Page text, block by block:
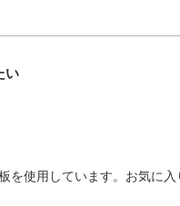
い
を使用しています。お気に